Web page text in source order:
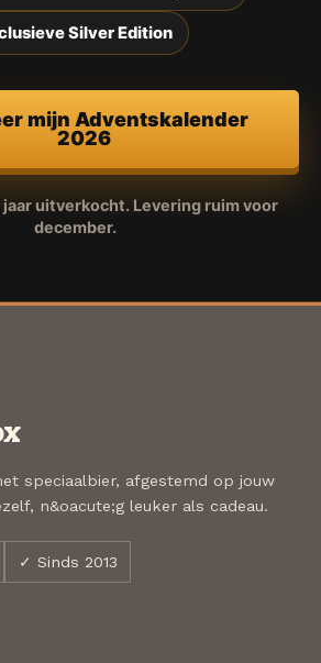
Silver Edition
mijn Adventskalender
2026
jaar uitverkocht. Levering ruim voor
december.
speciaalbier, afgestemd op jouw
n&oacute;g leuker als cadeau.
✓ Sinds 2013